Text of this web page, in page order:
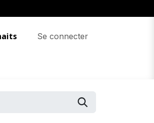
Se connecter